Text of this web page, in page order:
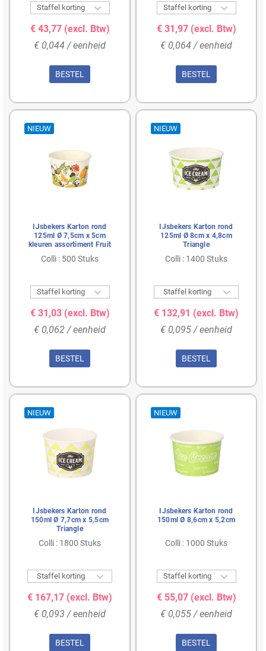
Staffel korting 
€ 43,77 (excl. Btw)
€ 0,044 / eenheid
BESTEL
Staffel korting 
€ 31,97 (excl. Btw)
€ 0,064 / eenheid
BESTEL
NIEUW
IJsbekers Karton rond
125ml Ø 7,5cm x 5cm
kleuren assortiment Fruit
Colli : 500 Stuks
Staffel korting 
€ 31,03 (excl. Btw)
€ 0,062 / eenheid
BESTEL
NIEUW
IJsbekers Karton rond
125ml Ø 8cm x 4,8cm
Triangle
Colli : 1400 Stuks
Staffel korting 
€ 132,91 (excl. Btw)
€ 0,095 / eenheid
BESTEL
NIEUW
IJsbekers Karton rond
150ml Ø 7,7cm x 5,5cm
Triangle
Colli : 1800 Stuks
Staffel korting 
€ 167,17 (excl. Btw)
€ 0,093 / eenheid
BESTEL
NIEUW
IJsbekers Karton rond
150ml Ø 8,6cm x 5,2cm
Colli : 1000 Stuks
Staffel korting 
€ 55,07 (excl. Btw)
€ 0,055 / eenheid
BESTEL